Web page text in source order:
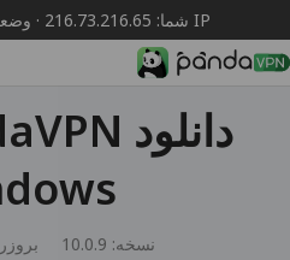
IP شما: 216.73.216.65 · وضعیت شما:
نسخه: 10.0.9